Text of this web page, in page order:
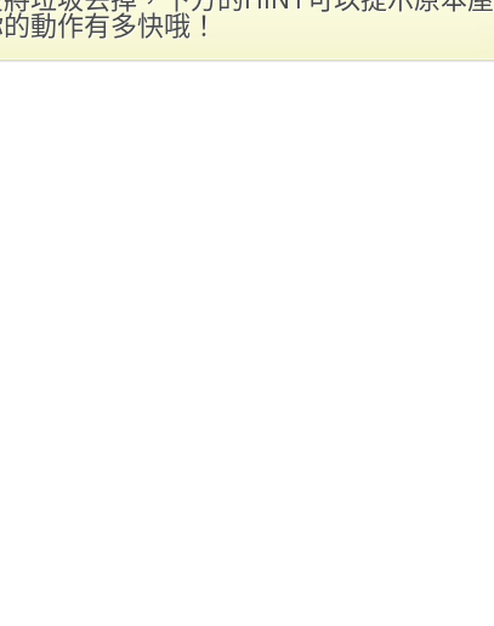
動作有多快哦！